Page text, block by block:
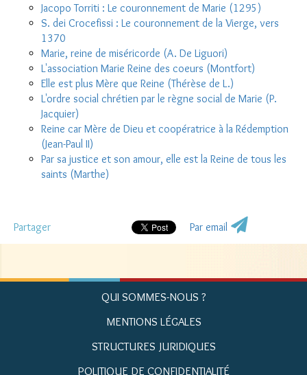
Jacopo Torriti : Le couronnement de Marie (1295)
S. dei Crocefissi : Le couronnement de la Vierge, vers
1370
Marie, reine de miséricorde (A. De Liguori)
L'association Marie Reine des coeurs (Montfort)
Elle est plus Mère que Reine (Thérèse de L.)
L'ordre social chrétien par le règne social de Marie (P.
Jacquier)
Reine car Mère de Dieu et coopératrice à la Rédemption
(Jean-Paul II)
Par sa justice et son amour, elle est la Reine de tous les
saints (Marthe)
Partager Par email
QUI SOMMES-NOUS ?
MENTIONS LÉGALES
STRUCTURES JURIDIQUES
POLITIQUE DE CONFIDENTIALITÉ